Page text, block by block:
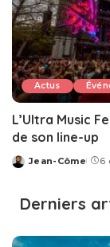
Actus
L’Ultra Music
de son line-up
Posted
Jean-Côme 6
Derniers